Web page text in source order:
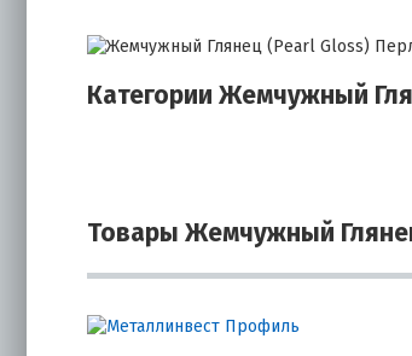
Категории Жемчужный
Товары Жемчужный